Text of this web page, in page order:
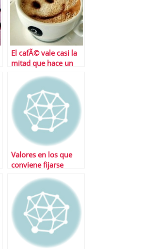
El cafÃ© vale casi la
mitad que hace un
notado?
Valores en los que
conviene fijarse